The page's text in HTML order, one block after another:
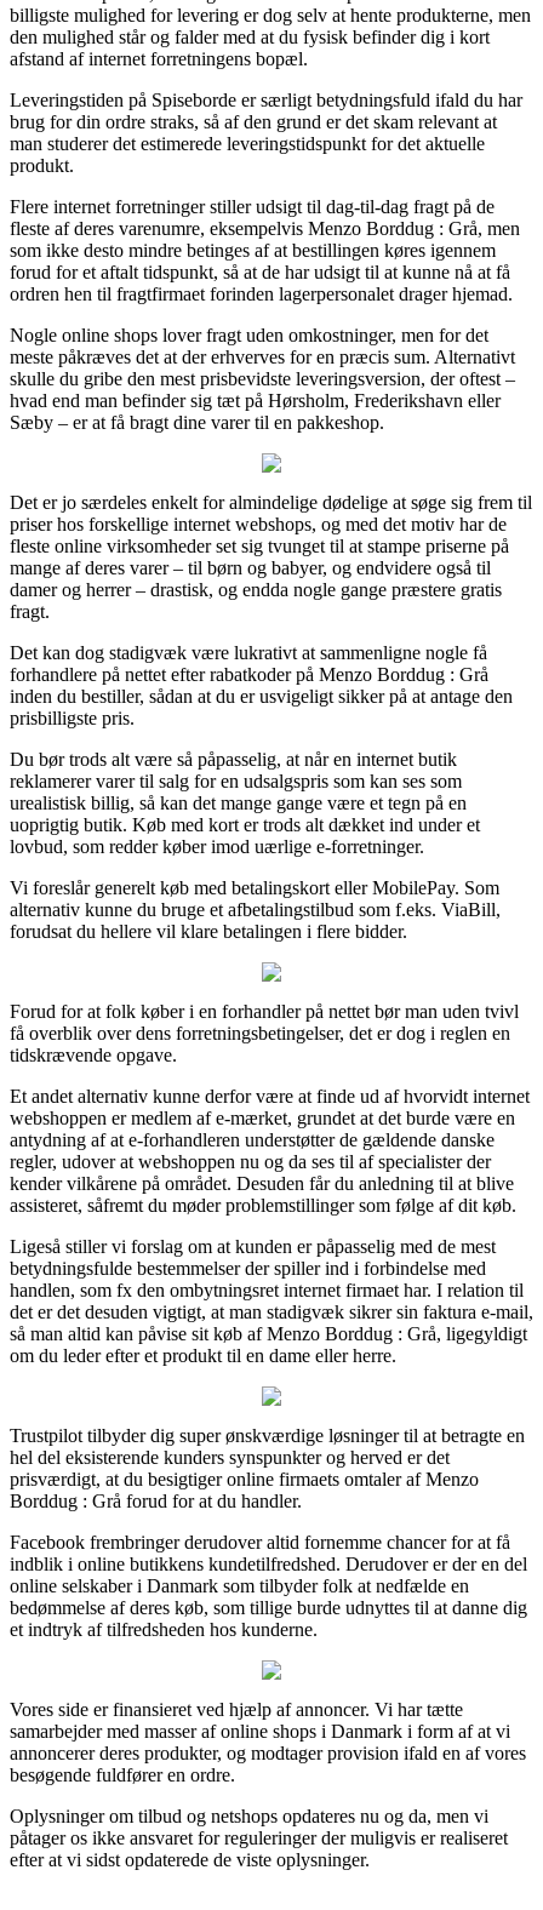
billigste mulighed for levering er dog selv at hente produkterne, men
den mulighed står og falder med at du fysisk befinder dig i kort
afstand af internet forretningens bopæl.
Leveringstiden på Spiseborde er særligt betydningsfuld ifald du har
brug for din ordre straks, så af den grund er det skam relevant at
man studerer det estimerede leveringstidspunkt for det aktuelle
produkt.
Flere internet forretninger stiller udsigt til dag-til-dag fragt på de
fleste af deres varenumre, eksempelvis Menzo Borddug : Grå, men
som ikke desto mindre betinges af at bestillingen køres igennem
forud for et aftalt tidspunkt, så at de har udsigt til at kunne nå at få
ordren hen til fragtfirmaet forinden lagerpersonalet drager hjemad.
Nogle online shops lover fragt uden omkostninger, men for det
meste påkræves det at der erhverves for en præcis sum. Alternativt
skulle du gribe den mest prisbevidste leveringsversion, der oftest –
hvad end man befinder sig tæt på Hørsholm, Frederikshavn eller
Sæby – er at få bragt dine varer til en pakkeshop.
Det er jo særdeles enkelt for almindelige dødelige at søge sig frem til
priser hos forskellige internet webshops, og med det motiv har de
fleste online virksomheder set sig tvunget til at stampe priserne på
mange af deres varer – til børn og babyer, og endvidere også til
damer og herrer – drastisk, og endda nogle gange præstere gratis
fragt.
Det kan dog stadigvæk være lukrativt at sammenligne nogle få
forhandlere på nettet efter rabatkoder på Menzo Borddug : Grå
inden du bestiller, sådan at du er usvigeligt sikker på at antage den
prisbilligste pris.
Du bør trods alt være så påpasselig, at når en internet butik
reklamerer varer til salg for en udsalgspris som kan ses som
urealistisk billig, så kan det mange gange være et tegn på en
uoprigtig butik. Køb med kort er trods alt dækket ind under et
lovbud, som redder køber imod uærlige e-forretninger.
Vi foreslår generelt køb med betalingskort eller MobilePay. Som
alternativ kunne du bruge et afbetalingstilbud som f.eks. ViaBill,
forudsat du hellere vil klare betalingen i flere bidder.
Forud for at folk køber i en forhandler på nettet bør man uden tvivl
få overblik over dens forretningsbetingelser, det er dog i reglen en
tidskrævende opgave.
Et andet alternativ kunne derfor være at finde ud af hvorvidt internet
webshoppen er medlem af e-mærket, grundet at det burde være en
antydning af at e-forhandleren understøtter de gældende danske
regler, udover at webshoppen nu og da ses til af specialister der
kender vilkårene på området. Desuden får du anledning til at blive
assisteret, såfremt du møder problemstillinger som følge af dit køb.
Ligeså stiller vi forslag om at kunden er påpasselig med de mest
betydningsfulde bestemmelser der spiller ind i forbindelse med
handlen, som fx den ombytningsret internet firmaet har. I relation til
det er det desuden vigtigt, at man stadigvæk sikrer sin faktura e-mail,
så man altid kan påvise sit køb af Menzo Borddug : Grå, ligegyldigt
om du leder efter et produkt til en dame eller herre.
Trustpilot tilbyder dig super ønskværdige løsninger til at betragte en
hel del eksisterende kunders synspunkter og herved er det
prisværdigt, at du besigtiger online firmaets omtaler af Menzo
Borddug : Grå forud for at du handler.
Facebook frembringer derudover altid fornemme chancer for at få
indblik i online butikkens kundetilfredshed. Derudover er der en del
online selskaber i Danmark som tilbyder folk at nedfælde en
bedømmelse af deres køb, som tillige burde udnyttes til at danne dig
et indtryk af tilfredsheden hos kunderne.
Vores side er finansieret ved hjælp af annoncer. Vi har tætte
samarbejder med masser af online shops i Danmark i form af at vi
annoncerer deres produkter, og modtager provision ifald en af vores
besøgende fuldfører en ordre.
Oplysninger om tilbud og netshops opdateres nu og da, men vi
påtager os ikke ansvaret for reguleringer der muligvis er realiseret
efter at vi sidst opdaterede de viste oplysninger.